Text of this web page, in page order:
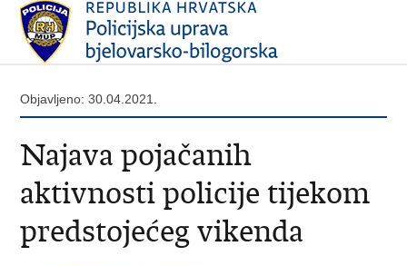
Objavljeno: 30.04.2021.
Najava pojačanih
aktivnosti policije tijekom
predstojećeg vikenda